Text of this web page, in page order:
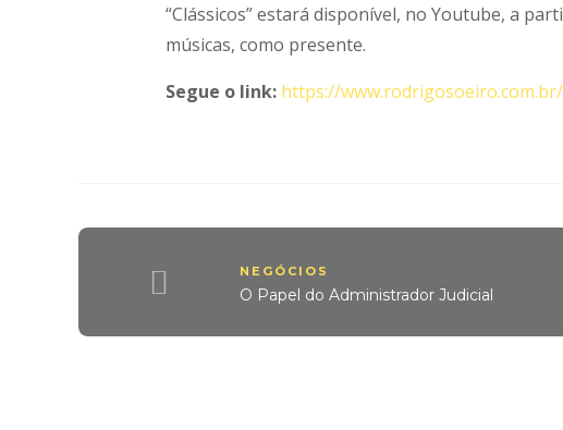
“Clássicos” estará disponível, no Youtube, a
músicas, como presente.
Segue o link: https://
NEGÓCIOS
O Papel do Administrador Judicial